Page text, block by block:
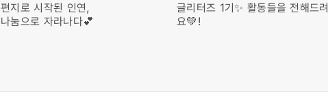
편지로 시작된 인연,
나눔으로 자라나다💕
글리터즈 1기✨ 활동들을 전해드려
요💚!